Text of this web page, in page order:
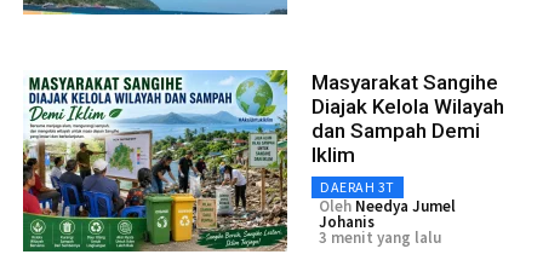
Masyarakat Sangihe
Diajak Kelola Wilayah
dan Sampah Demi
Iklim
DAERAH 3T
Oleh Needya Jumel
Johanis
3 menit yang lalu